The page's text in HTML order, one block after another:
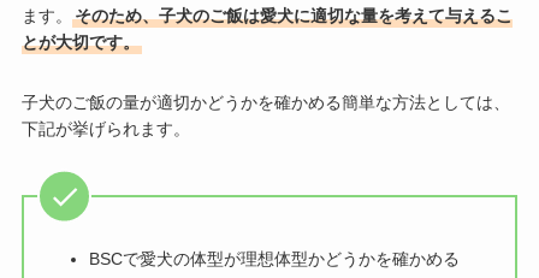
ます。
そのため、子犬のご飯は愛犬に適切な量を考えて与えるこ
とが大切です。
子犬のご飯の量が適切かどうかを確かめる簡単な方法としては、
下記が挙げられます。
BSCで愛犬の体型が理想体型かどうかを確かめる